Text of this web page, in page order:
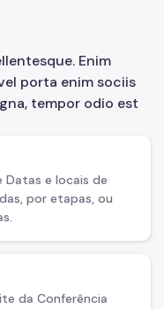
Enim
porta enim sociis
tempor odio est
Datas e locais de
por etapas, ou
da Conferência